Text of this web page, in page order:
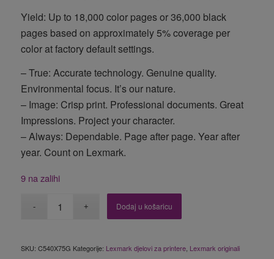
Yield: Up to 18,000 color pages or 36,000 black
pages based on approximately 5% coverage per
color at factory default settings.
– True: Accurate technology. Genuine quality.
Environmental focus. It’s our nature.
– Image: Crisp print. Professional documents. Great
Impressions. Project your character.
– Always: Dependable. Page after page. Year after
year. Count on Lexmark.
9 na zalihi
Dodaj u košaricu
SKU: C540X75G Kategorije: Lexmark djelovi za printere, Lexmark originali